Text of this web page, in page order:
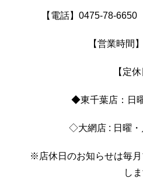
【電話】0475-78-
【営業時間
【定
◆東千葉店：日
◇大網店 : 日曜・
※店休日のお知らせは毎
しま